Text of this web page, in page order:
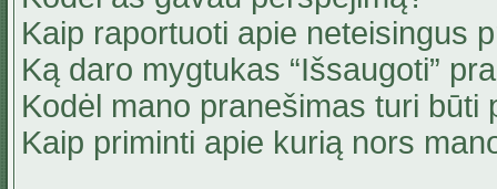
Kaip raportuoti apie neteisingus
Ką daro mygtukas “Išsaugoti”
Kodėl mano pranešimas turi būti
Kaip priminti apie kurią nors